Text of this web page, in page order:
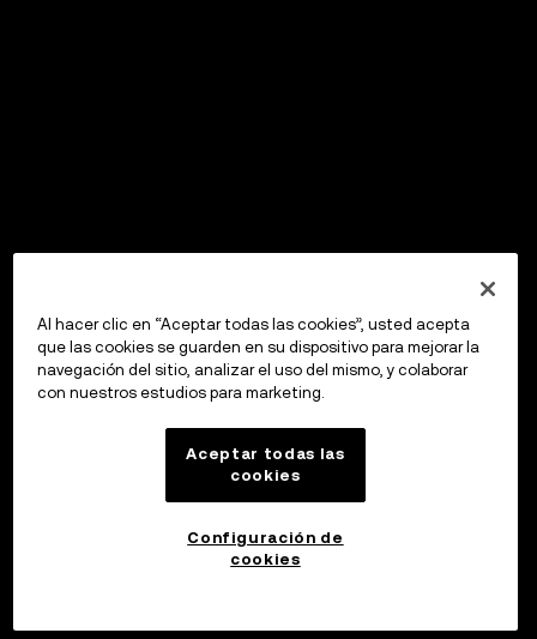
Al hacer clic en “Aceptar todas las cookies”, usted acepta
que las cookies se guarden en su dispositivo para mejorar la
navegación del sitio, analizar el uso del mismo, y colaborar
con nuestros estudios para marketing.
Aceptar todas las
cookies
Configuración de
cookies